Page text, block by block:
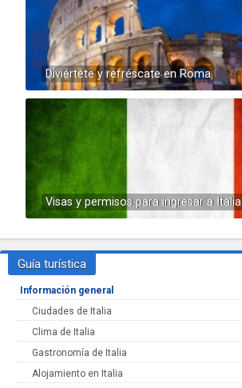
Diviértete y refréscate en Roma
Visas y permisos para ingresar a Italia
Guía turística
Información general
Ciudades de Italia
Clima de Italia
Gastronomía de Italia
Alojamiento en Italia